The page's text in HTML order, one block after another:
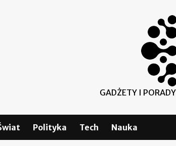
GADŻETY I
Polityka Tech Nauka